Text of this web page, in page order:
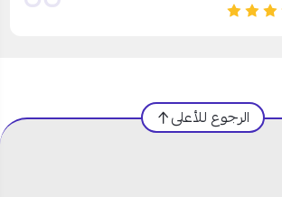
الرجوع للأعلى